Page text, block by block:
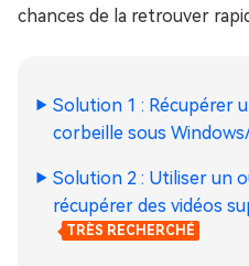
chances de la retrouver
Solution 1 : Récupérer
corbeille sous
Solution 2 : Utiliser un
récupérer des vidéos
TRÈS RECHERCHÉ